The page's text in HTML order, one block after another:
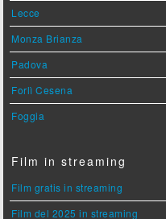
Lecce
Monza Brianza
Padova
Forlì Cesena
Foggia
Film in streaming
Film gratis in streaming
Film del 2025 in streaming